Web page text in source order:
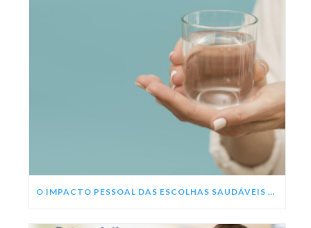
O IMPACTO PESSOAL DAS ESCOLHAS SAUDÁVEIS NESSE ANO